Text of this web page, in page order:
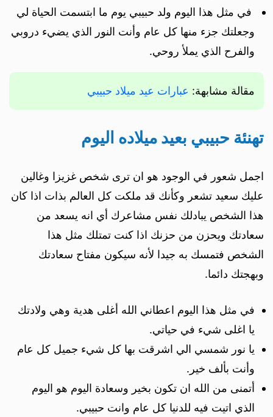
في مثل هذا اليوم ولد حبيبي يوم ما ابتسمت الحياة لي
وجعلتك جزء منها كل عام وأنت النور الذي يضيء دروبي
والفرح الذي يملأ روحي.
مقالة مشابهة: عبارات عيد ميلاد حبيبي
تهنئة حبيبي بعيد ميلاده اليوم
اجمل شعور في الوجود هو ان ترى شخص غزيزا وغالين
عليك سعيد تشعر وكأنك قد ملكت كل العالم بذات اذا كان
هذا الشخص يبادلك نفس مشاعرك أي انه يسعد من
سعادتك ويحزن من حزنك اذا كنت تمتلك مثل هذا
الشخص فتمسك به جيدا لأنه سيكون مفتاح سعادتك
وبهجتك دائما.
في مثل هذا اليوم اعطاني الله أغلى هدية وهي ولادتك
يا اغلى شيء في حياتي.
يا نور شمسي الي اشرقت بها كل شيء جميل كل عام
وأنت بألف خير.
أتمنى من الله ان تكون بخير وسعادة اليوم هو اليوم
الذي اتيت فيه للدنيا كل عام وانت حبيبي.